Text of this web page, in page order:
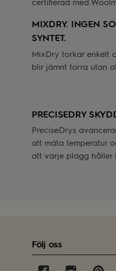
MIXDRY. INGEN
SYNTET.
MixDry torkar enkelt
blir jämnt torra utan
PRECISEDRY
PreciseDrys
att mäta temperatur
att varje plagg håller
Följ oss